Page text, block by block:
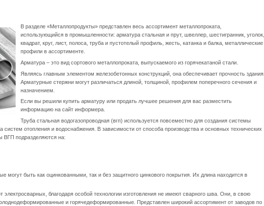
В разделе «Металлопродукты» представлен весь ассортимент металлопроката,
использующийся в промышленности: арматура стальная и прут, швеллер, шестигранник, уголок,
квадрат, круг, лист, полоса, труба и пустотелый профиль, жесть, катанка и балка, металлические
профили в ассортименте.
Арматура – это вид сортового металлопроката, выпускаемого из горячекатаной стали.
Являясь главным элементом железобетонных конструкций, она обеспечивает прочность здания.
Арматурные стержни могут различаться длиной, толщиной, профилем поперечного сечения и
назначением.
Если вы решили купить арматуру или продать лучшее решения для вас разместить
информацию на сайт информера.
Труба стальная водогазопроводная (вгп) используется повсеместно для создания системы
систем отопления и водоснабжения. В зависимости от способа производства и основных технических
ВГП подразделяются на:
могут быть как оцинкованными, так и без защитного цинкового покрытия. Их длина находится в
электросварных, благодаря особой технологии изготовления не имеют сварного шва. Они, в свою
и горячедеформированные. Представлен широкий ассортимент от заводов по